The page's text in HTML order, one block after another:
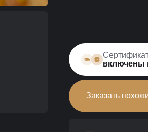
Заказать
включены